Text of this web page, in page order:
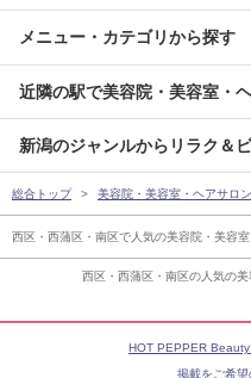
西区・西蒲区・南区の人気の
メニュー・カテゴリから探す
近隣の駅で美容院・美容室・
新潟のジャンルからリラク＆
総合トップ 美容院・美容室・ヘアサロ
西区・西蒲区・南区で人気の美容院・美容
HOT PEPPER
掲載をご希